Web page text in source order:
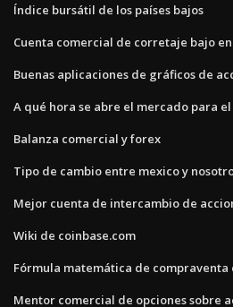
Índice bursátil de los países bajos
Cuenta comercial de corretaje bajo
Buenas aplicaciones de gráficos de
A qué hora se abre el mercado para
Balanza comercial y forex
Tipo de cambio entre mexico y
Mejor cuenta de intercambio de
Wiki de coinbase.com
Fórmula matemática de compraventa
Mentor comercial de opciones sobre